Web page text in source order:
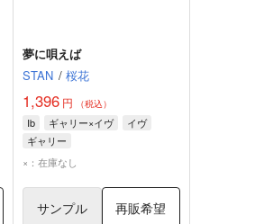
夢に唄えば
STAN / 桜花
1,396 円 （税込）
Ib ギャリー×イヴ
イヴ
ギャリー
×：在庫なし
サンプル 再販希望